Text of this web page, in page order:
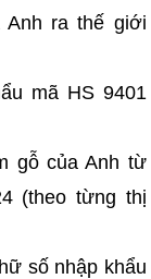
Anh ra thế giới
mã HS 9401
gỗ của Anh từ
(theo từng thị
số nhập khẩu